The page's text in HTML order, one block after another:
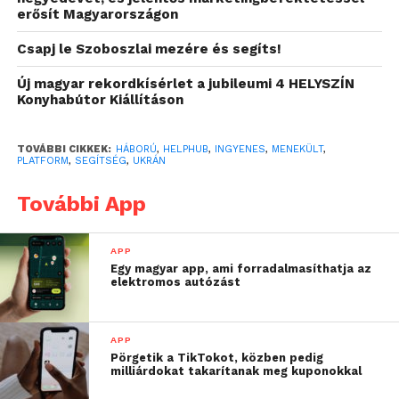
önkéntesek az első pillanatoktól kezdve
biztosítanak.
Az idő előrehaladtával azonban egyre inkább
felértékelődnek a hosszabb távú itt-tartózkodáshoz,
elindításához szükséges lehetőségek is. Ezek
könnyebb megtalálásában nyújt segítséget a
Alapok az életkezdéshez
Az ingyenes HelpHUBplatform tehát rendszerezett,
könnyedén áttekinthető és kereshető módon gyűjti
össze egy helyen a Magyarországon hosszabb távra
tervező ukrajnai menekültek számára a különböző
felajánlásokat és támogatásokat. A magyar és az
angol mellett ukrán nyelven is elérhető oldal öt
erősít Magyarországon
Csapj le Szoboszlai mezére és segíts!
Új magyar rekordkísérlet a jubileumi 4 HELYSZÍN
Konyhabútor Kiállításon
TOVÁBBI CIKKEK: HÁBORÚ, HELPHUB, INGYENES, MENEKÜLT,
PLATFORM, SEGÍTSÉG, UKRÁN
További App
APP
Egy magyar app, ami forradalmasíthatja az
elektromos autózást
APP
Pörgetik a TikTokot, közben pedig
milliárdokat takarítanak meg kuponokkal